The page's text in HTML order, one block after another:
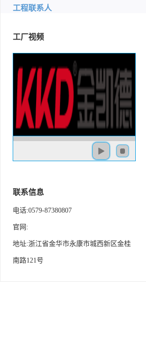
工程联系人
工厂视频
联系信息
电话:0579-87380807
官网:
地址:浙江省金华市永康市城西新区金桂
南路121号